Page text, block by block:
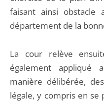
faisant ainsi
département de la
La cour relève
également appliqué
manière délibérée,
légale, y compris en se